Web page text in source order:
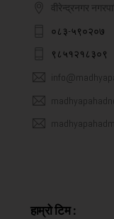
वीरेन्द्रनगर
०८३-५९०२०७
९८५१२१८३०९
हाम्रो टिम :